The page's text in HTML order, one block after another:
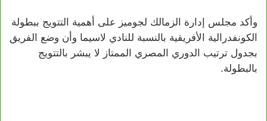
وأكد مجلس إدارة الزمالك لجوميز على أهمية التتويج ببطولة
الكونفدرالية الأفريقية بالنسبة للنادي لاسيما وأن وضع الفريق
بجدول ترتيب الدوري المصري الممتاز لا يبشر بالتتويج
بالبطولة.